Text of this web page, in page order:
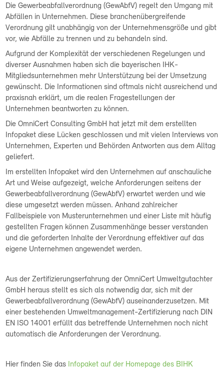
Die Gewerbeabfallverordnung (GewAbfV) regelt den Umgang mit
Abfällen in Unternehmen. Diese branchenübergreifende
Verordnung gilt unabhängig von der Unternehmensgröße und gibt
vor, wie Abfälle zu trennen und zu behandeln sind.
Aufgrund der Komplexität der verschiedenen Regelungen und
diverser Ausnahmen haben sich die bayerischen IHK-
Mitgliedsunternehmen mehr Unterstützung bei der Umsetzung
gewünscht. Die Informationen sind oftmals nicht ausreichend und
praxisnah erklärt, um die realen Fragestellungen der
Unternehmen beantworten zu können.
Die OmniCert Consulting GmbH hat jetzt mit dem erstellten
Infopaket diese Lücken geschlossen und mit vielen Interviews von
Unternehmen, Experten und Behörden Antworten aus dem Alltag
geliefert.
Im erstellten Infopaket wird den Unternehmen auf anschauliche
Art und Weise aufgezeigt, welche Anforderungen seitens der
Gewerbeabfallverordnung (GewAbfV) erwartet werden und wie
diese umgesetzt werden müssen. Anhand zahlreicher
Fallbeispiele von Musterunternehmen und einer Liste mit häufig
gestellten Fragen können Zusammenhänge besser verstanden
und die geforderten Inhalte der Verordnung effektiver auf das
eigene Unternehmen angewendet werden.
Aus der Zertifizierungserfahrung der OmniCert Umweltgutachter
GmbH heraus stellt es sich als notwendig dar, sich mit der
Gewerbeabfallverordnung (GewAbfV) auseinanderzusetzen. Mit
einer bestehenden Umweltmanagement-Zertifizierung nach DIN
EN ISO 14001 erfüllt das betreffende Unternehmen noch nicht
automatisch die Anforderungen der Verordnung.
Hier finden Sie das Infopaket auf der Homepage des BIHK